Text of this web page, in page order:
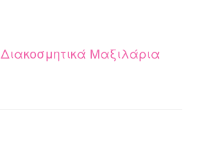
Διακοσμητικά Μαξιλάρια